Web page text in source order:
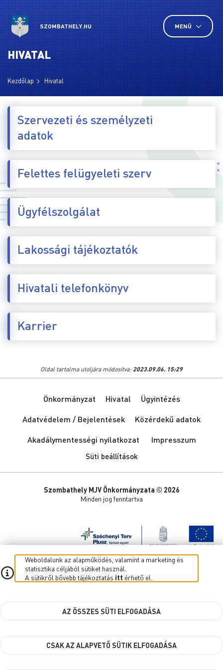
SZOMBATHELY.HU MENÜ
HIVATAL
Kezdőlap Hivatal
Szervezeti és személyzeti
adatok
Felettes felügyeleti szerv
Ügyfélszolgálat
Lakossági tájékoztatók
Hivatali telefonkönyv
Karrier
Oldal tartalma utoljára módosítva: 2023.09.06. 15:29
Önkormányzat Hivatal
Ügyintézés
Adatvédelem / Bejelentések
Közérdekű adatok
Akadálymentességi nyilatkozat
Impresszum
Süti beállítások
Szombathely MJV Önkormányzata © 2026
Minden jog fenntartva
Weboldalunk az alapműködés, valamint a marketing és
statisztika céljából sütiket használ.
A sütikről bővebb tájékoztatás itt érhető el.
AZ ÖSSZES SÜTI ELFOGADÁSA
CSAK AZ ALAPVETŐ SÜTIK ELFOGADÁSA